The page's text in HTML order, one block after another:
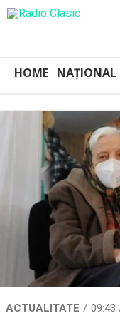
HOME NAȚIONAL
ACTUALITATE 09:43